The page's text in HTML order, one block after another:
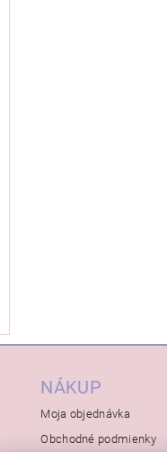
NÁKUP
Moja objednávka
Obchodné podmienky